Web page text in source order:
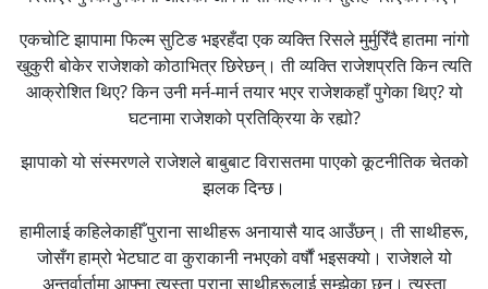
एकचोटि झापामा फिल्म सुटिङ भइरहँदा एक व्यक्ति रिसले मुर्मुरिँदै हातमा नांगो
खुकुरी बोकेर राजेशको कोठाभित्र छिरेछन्। ती व्यक्ति राजेशप्रति किन त्यति
आक्रोशित थिए? किन उनी मर्न-मार्न तयार भएर राजेशकहाँ पुगेका थिए? यो
घटनामा राजेशको प्रतिक्रिया के रह्यो?
झापाको यो संस्मरणले राजेशले बाबुबाट विरासतमा पाएको कूटनीतिक चेतको
झलक दिन्छ।
हामीलाई कहिलेकाहीँ पुराना साथीहरू अनायासै याद आउँछन्। ती साथीहरू,
जोसँग हाम्रो भेटघाट वा कुराकानी नभएको वर्षौं भइसक्यो। राजेशले यो
अन्तर्वार्तामा आफ्ना त्यस्ता पुराना साथीहरूलाई सम्झेका छन्। त्यस्ता